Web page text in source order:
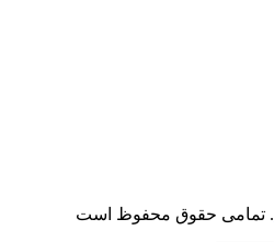
. تمامی حقوق محفوظ است